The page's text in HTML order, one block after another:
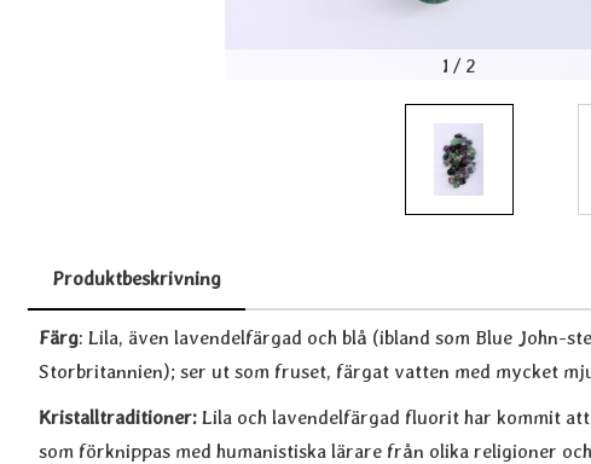
1 / 2
Produktbeskrivning
Produktbeskrivning
Färg: Lila, även lavendelfärgad och blå (ibland som Blue John-
Storbritannien); ser ut som fruset, färgat vatten med mycket
Kristalltraditioner: Lila och lavendelfärgad fluorit har kommit
som förknippas med humanistiska lärare från olika religioner